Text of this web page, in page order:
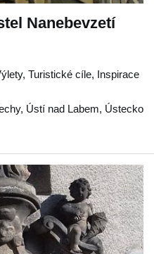
Nanebevzetí
Turistické cíle, Inspirace
, Ústí nad Labem, Ústecko